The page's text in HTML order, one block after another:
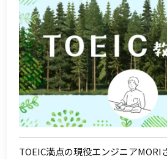
TOEIC満点の現役エンジニアMORI